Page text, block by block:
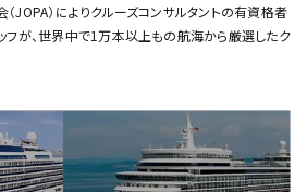
JOPA）によりクルーズコンサルタントの有資格者
が、世界中で1万本以上もの航海から厳選したク